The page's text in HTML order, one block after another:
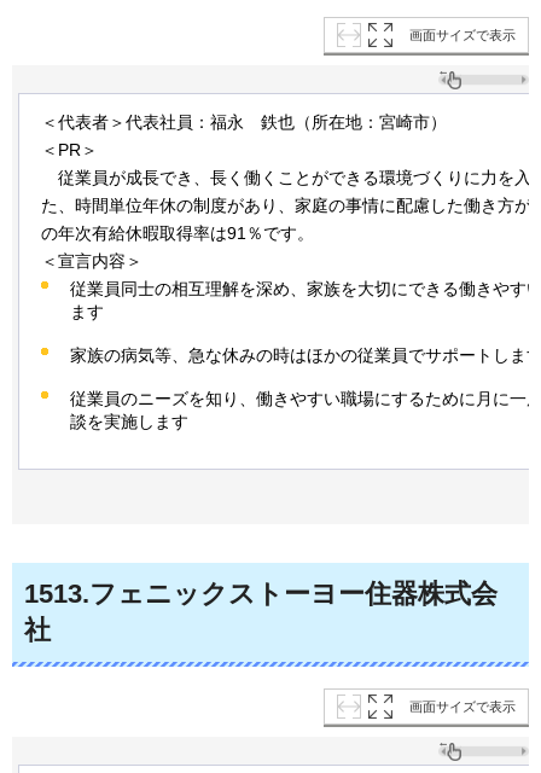
画面サイズで表示
＜代表者＞代表社員：福永 鉄也（所在地：宮崎市）
＜PR＞
従業員が成長でき、長く働くことができる環境づくりに力を入
た、時間単位年休の制度があり、家庭の事情に配慮した働き方が
の年次有給休暇取得率は91％です。
＜宣言内容＞
従業員同士の相互理解を深め、家族を大切にできる働きやす
ます
家族の病気等、急な休みの時はほかの従業員でサポートしま
従業員のニーズを知り、働きやすい職場にするために月に一
談を実施します
1513.フェニックストーヨー住器株式会
社
画面サイズで表示